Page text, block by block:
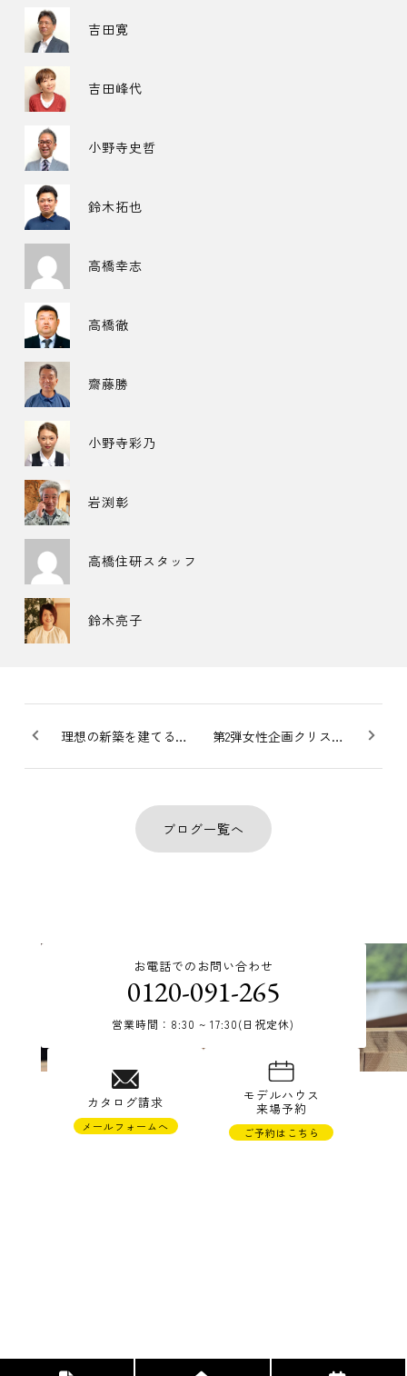
吉田寛
吉田峰代
小野寺史哲
鈴木拓也
高橋幸志
高橋徹
齋藤勝
小野寺彩乃
岩渕彰
高橋住研スタッフ
鈴木亮子
理想の新築を建てるにはどうすればいいの？ 第2弾女性企画クリスマスリース＆BOXアート作りを開催しました
ブログ一覧へ
お電話でのお問い合わせ
0120-091-265
営業時間：8:30 ~ 17:30(日祝定休)
カタログ請求
メールフォームへ
モデルハウス
来場予約
ご予約はこちら